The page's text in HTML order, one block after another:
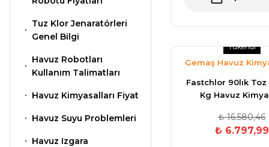
Düşürücü Toz
Sıvı pH Düşürücü
pH Yükseltici
Spino Havuz
Aydınlatma
Havuz Dozaj
Tuz Klor Jenaratörleri
Genel Bilgi
Havuz Robotları
Kullanım Talimatları
Havuz Kimyasalları Fiyat
Havuz Suyu Problemleri
Havuz Izgara
Tükendi
Gemaş Havuz
Fastchlor 90lık Toz
Kg Havuz
₺ 16.580,46
₺ 6.797,99